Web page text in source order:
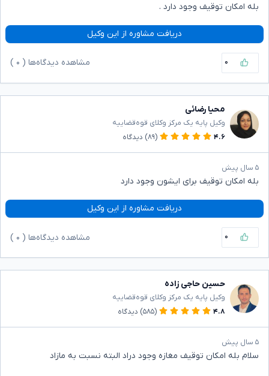
بله امکان توقیف وجود دارد .
دریافت مشاوره از این وکیل
۰ مشاهده دیدگاه‌ها ( ۰
محیا رضائی
وکیل پایه یک مرکز وکلای قوه‌قضاییه
۴.۶
(۸۹) دیدگاه
۵ سال پیش
بله امکان توقیف برای ایشون وجود دارد
دریافت مشاوره از این وکیل
۰ مشاهده دیدگاه‌ها ( ۰
حسین حاجی زاده
وکیل پایه یک مرکز وکلای قوه‌قضاییه
۴.۸
(۵۸۵) دیدگاه
۵ سال پیش
سلام بله امکان توقیف مغازه وجود دراد البته نسبت به مازاد